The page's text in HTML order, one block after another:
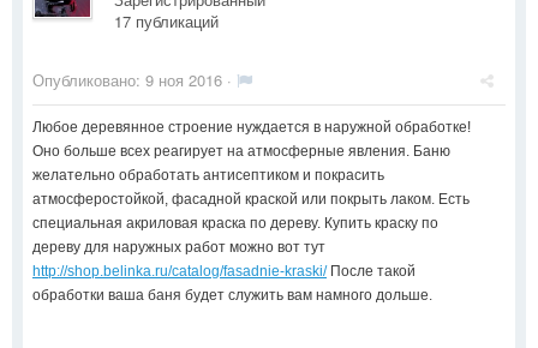
17 публикаций
Опубликовано: 9 ноя 2016 ·
Любое деревянное строение нуждается в наружной обработке!
Оно больше всех реагирует на атмосферные явления. Баню
желательно обработать антисептиком и покрасить
атмосферостойкой, фасадной краской или покрыть лаком. Есть
специальная акриловая краска по дереву. Купить краску по
дереву для наружных работ можно вот тут
http://shop.belinka.ru/catalog/fasadnie-kraski/После такой
обработки ваша баня будет служить вам намного дольше.